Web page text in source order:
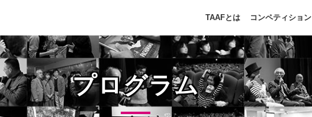
TAAFとは コンペティション
プログラム